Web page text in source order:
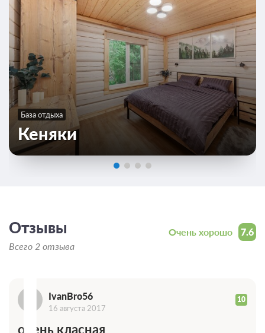
База отдыха
Кеняки
7.6
Очень хорошо
Отзывы
Всего 2 отзыва
IIvanBro56 10
16 августа 2017
очень класная